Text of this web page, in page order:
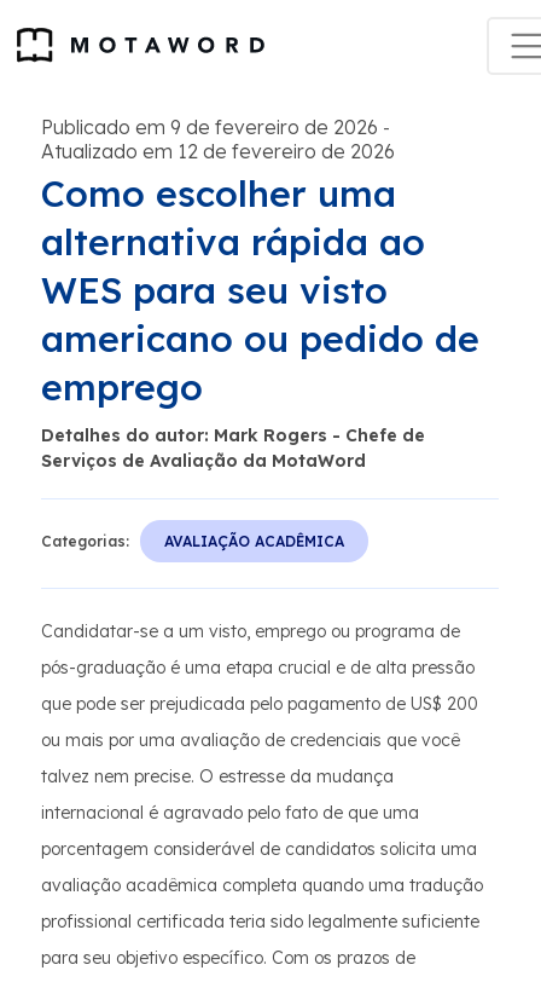
Publicado em 9 de fevereiro de 2026 -
Atualizado em 12 de fevereiro de 2026
Como escolher uma
alternativa rápida ao
WES para seu visto
americano ou pedido de
emprego
Detalhes do autor: Mark Rogers - Chefe de
Serviços de Avaliação da MotaWord
Categorias: AVALIAÇÃO ACADÊMICA
Candidatar-se a um visto, emprego ou programa de
pós-graduação é uma etapa crucial e de alta pressão
que pode ser prejudicada pelo pagamento de US$ 200
ou mais por uma avaliação de credenciais que você
talvez nem precise. O estresse da mudança
internacional é agravado pelo fato de que uma
porcentagem considerável de candidatos solicita uma
avaliação acadêmica completa quando uma tradução
profissional certificada teria sido legalmente suficiente
para seu objetivo específico. Com os prazos de